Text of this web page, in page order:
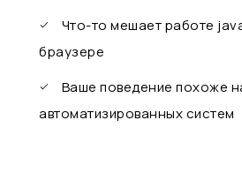
Что-то мешает работе
браузере
Ваше поведение похоже
автоматизированных систем